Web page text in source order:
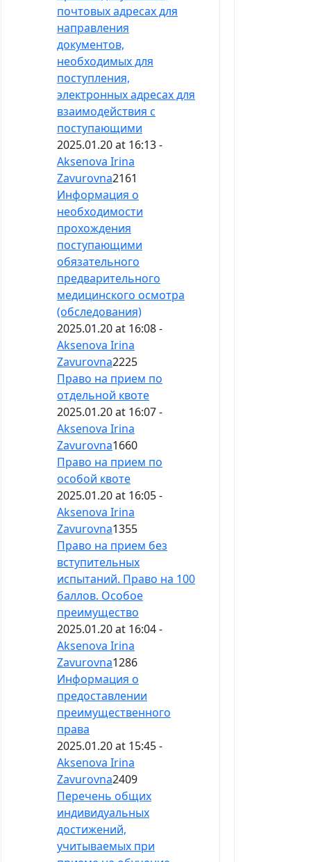
почтовых адресах для
направления
документов,
необходимых для
поступления,
электронных адресах для
взаимодействия с
поступающими
2025.01.20 at 16:13 -
Aksenova Irina
Zavurovna2161
Информация о
необходимости
прохождения
поступающими
обязательного
предварительного
медицинского осмотра
(обследования)
2025.01.20 at 16:08 -
Aksenova Irina
Zavurovna2225
Право на прием по
отдельной квоте
2025.01.20 at 16:07 -
Aksenova Irina
Zavurovna1660
Право на прием по
особой квоте
2025.01.20 at 16:05 -
Aksenova Irina
Zavurovna1355
Право на прием без
вступительных
испытаний. Право на 100
баллов. Особое
преимущество
2025.01.20 at 16:04 -
Aksenova Irina
Zavurovna1286
Информация о
предоставлении
преимущественного
права
2025.01.20 at 15:45 -
Aksenova Irina
Zavurovna2409
Перечень общих
индивидуальных
достижений,
учитываемых при